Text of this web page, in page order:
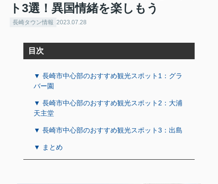
ト3選！異国情緒を楽しもう
長崎タウン情報 2023.07.28
目次
▼ 長崎市中心部のおすすめ観光スポット1：グラ
バー園
▼ 長崎市中心部のおすすめ観光スポット2：大浦
天主堂
▼ 長崎市中心部のおすすめ観光スポット3：出島
▼ まとめ